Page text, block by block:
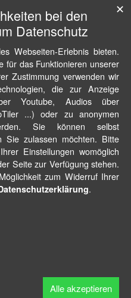
bei den
Datenschutz
Webseiten-Erlebnis bieten.
für das Funktionieren unserer
Zustimmung verwenden wir
die zur Anzeige
Youtube, Audios über
...) oder zu anonymen
Sie können selbst
Sie zulassen möchten. Bitte
Einstellungen womöglich
Seite zur Verfügung stehen.
zum Widerruf Ihrer
.
Alle akzeptieren
✕